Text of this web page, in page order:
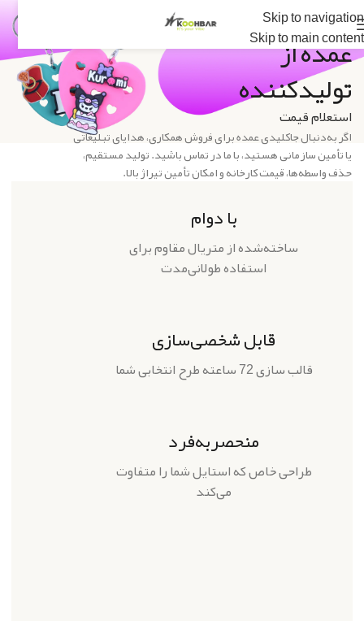
Skip to navigation
Skip to main content
خرید جاکلیدی
عمده از
تولیدکننده
اگر به‌دنبال جاکلیدی عمده برای فروش همکاری، هدایای تبلیغاتی
یا تأمین سازمانی هستید، با ما در تماس باشید. تولید مستقیم،
حذف واسطه‌ها، قیمت کارخانه و امکان تأمین تیراژ بالا.
استعلام قیمت
با دوام
ساخته‌شده از متریال مقاوم برای
استفاده طولانی‌مدت
قابل شخصی‌سازی
قالب سازی 72 ساعته طرح انتخابی شما
منحصربه‌فرد
طراحی خاص که استایل شما را متفاوت
می‌کند